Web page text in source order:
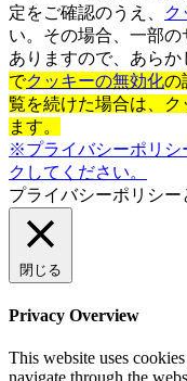
定をご確認のうえ、
ク
い。その場合、一部
ありますので、あらか
でクッキーの無効化の
覧を続けた場合は、
ます。
※プライバシーポリシ
クしてください。
プライバシーポリシ
閉じる
Privacy Overview
This website uses